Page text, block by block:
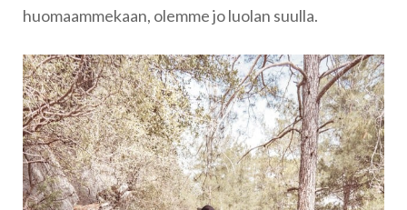
huomaammekaan, olemme jo luolan suulla.